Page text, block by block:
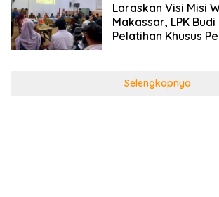
Laraskan Visi Misi
Makassar, LPK
Pelatihan Khusus
Selengkapnya